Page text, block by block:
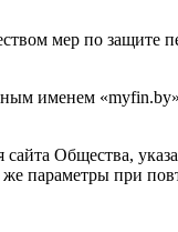
мер по защите
именем
сайта Общества,
параметры при